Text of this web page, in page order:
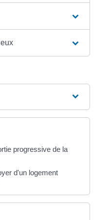
progressive de la
d'un logement